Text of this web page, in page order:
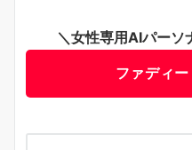
＼女性専用AIパーソ
ファディ